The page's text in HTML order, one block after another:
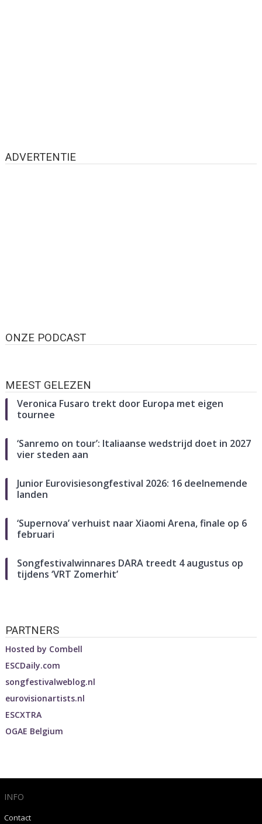
ADVERTENTIE
ONZE PODCAST
MEEST GELEZEN
Veronica Fusaro trekt door Europa met eigen
tournee
‘Sanremo on tour’: Italiaanse wedstrijd doet in 2027
vier steden aan
Junior Eurovisiesongfestival 2026: 16 deelnemende
landen
‘Supernova’ verhuist naar Xiaomi Arena, finale op 6
februari
Songfestivalwinnares DARA treedt 4 augustus op
tijdens ‘VRT Zomerhit’
PARTNERS
Hosted by Combell
ESCDaily.com
songfestivalweblog.nl
eurovisionartists.nl
ESCXTRA
OGAE Belgium
INFO
Contact